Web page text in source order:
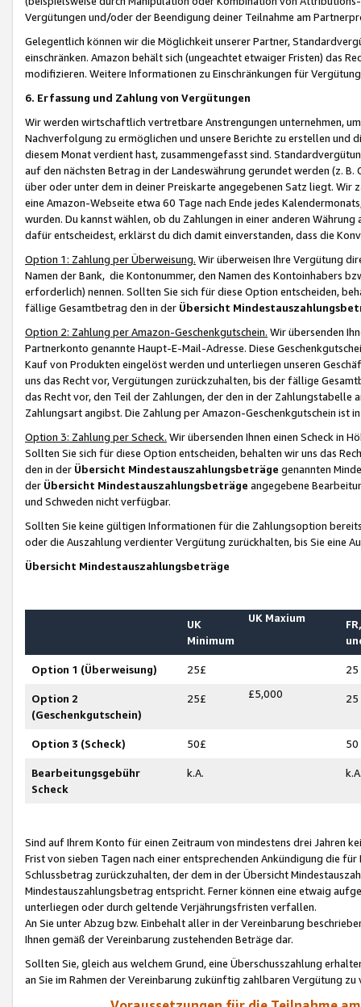
Vergütungen und/oder der Beendigung deiner Teilnahme am
Gelegentlich können wir die Möglichkeit unserer Partner,
einschränken. Amazon behält sich (ungeachtet etwaiger Fristen) das
modifizieren. Weitere Informationen zu Einschränkungen für
6. Erfassung und Zahlung von Vergütungen
Wir werden wirtschaftlich vertretbare Anstrengungen unternehmen,
Nachverfolgung zu ermöglichen und unsere Berichte zu erstellen und
diesem Monat verdient hast, zusammengefasst sind.
auf den nächsten Betrag in der Landeswährung gerundet werden (z.
über oder unter dem in deiner Preiskarte angegebenen Satz liegt.
eine Amazon-Webseite etwa 60 Tage nach Ende jedes
wurden. Du kannst wählen, ob du Zahlungen in einer anderen
dafür entscheidest, erklärst du dich damit einverstanden, dass die
Option 1: Zahlung per Überweisung. Wir überweisen Ihre Vergütung
Namen der Bank, die Kontonummer, den Namen des Kontoinhabers
erforderlich) nennen. Sollten Sie sich für diese Option entscheiden,
fällige Gesamtbetrag den in der Übersicht
Option 2: Zahlung per Amazon-Geschenkgutschein. Wir übersenden
Partnerkonto genannte Haupt-E-Mail-Adresse. Diese
Kauf von Produkten eingelöst werden und unterliegen unseren
uns das Recht vor, Vergütungen zurückzuhalten, bis der fällige
das Recht vor, den Teil der Zahlungen, der den in der
Zahlungsart angibst. Die Zahlung per Amazon-Geschenkgutschein ist
Option 3: Zahlung per Scheck. Wir übersenden Ihnen einen Scheck in
Sollten Sie sich für diese Option entscheiden, behalten wir uns das
den in der Übersicht Mindestauszahlungsbeträge genannten
der Übersicht Mindestauszahlungsbeträge angegebene
und Schweden nicht verfügbar.
Sollten Sie keine gültigen Informationen für die Zahlungsoption
oder die Auszahlung verdienter Vergütung zurückhalten, bis Sie
Übersicht Mindestauszahlungsbeträge
UK
Minimum
UK Maxium
Option 1 (Überweisung) 25£ 25
Option 2
(Geschenkgutschein)
25£ £5,000 25
Option 3 (Scheck) 50£ 50
Bearbeitungsgebühr
Scheck
k.A.
Sind auf Ihrem Konto für einen Zeitraum von mindestens drei Jahren
Frist von sieben Tagen nach einer entsprechenden Ankündigung die
Schlussbetrag zurückzuhalten, der dem in der Übersicht
Mindestauszahlungsbetrag entspricht. Ferner können eine etwaig
unterliegen oder durch geltende Verjährungsfristen verfallen.
An Sie unter Abzug bzw. Einbehalt aller in der Vereinbarung
Ihnen gemäß der Vereinbarung zustehenden Beträge dar.
Sollten Sie, gleich aus welchem Grund, eine Überschusszahlung
an Sie im Rahmen der Vereinbarung zukünftig zahlbaren Vergütung zu